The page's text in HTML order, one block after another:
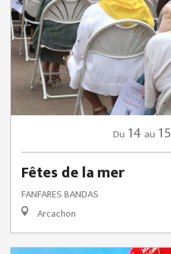
Du 14 au 15
Fêtes de la mer
FANFARES BANDAS
Arcachon